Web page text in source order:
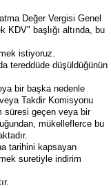
Değer Vergisi Genel
KDV" başlığı altında, bu
istiyoruz.
tereddüde düşüldüğünün
bir başka nedenle
Takdir Komisyonu
süresi geçen veya bir
mükelleflerce bu
tarihini kapsayan
suretiyle indirim